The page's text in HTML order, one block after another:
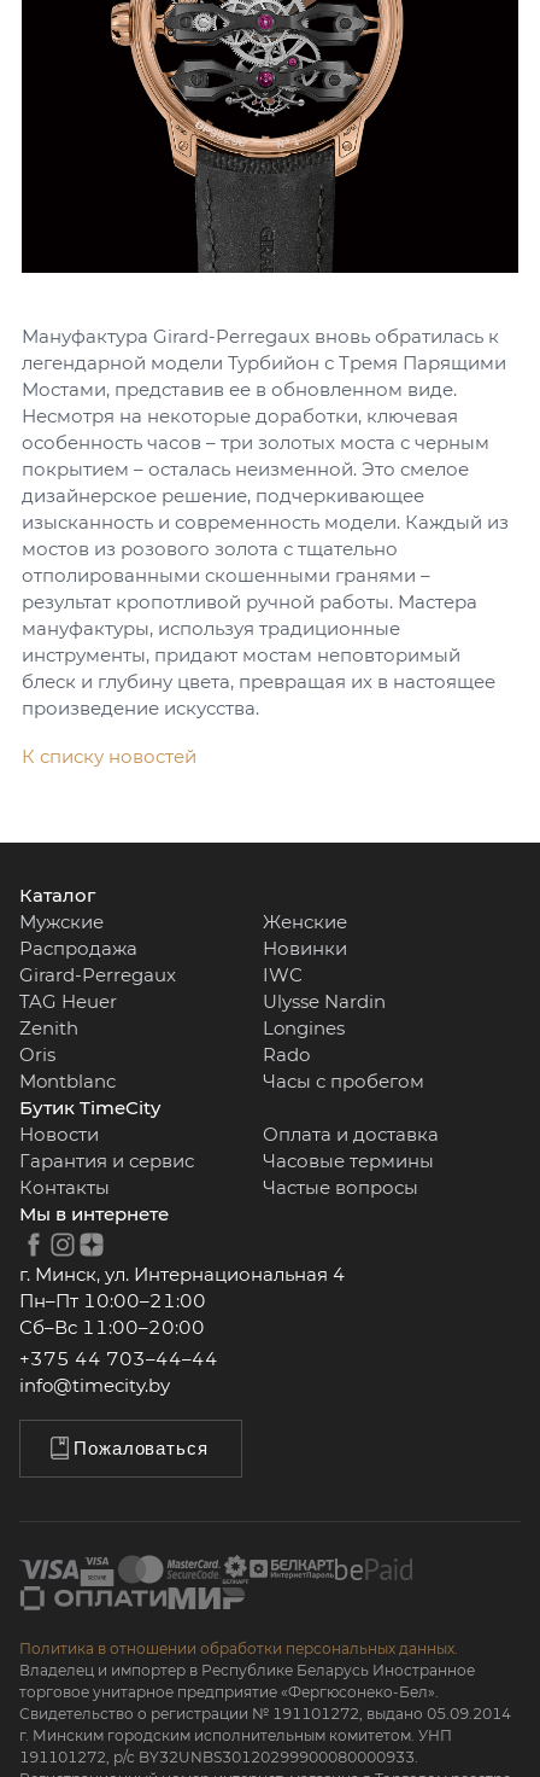
Мануфактура Girard-Perregaux вновь обратилась к
легендарной модели Турбийон с Тремя Парящими
Мостами, представив ее в обновленном виде.
Несмотря на некоторые доработки, ключевая
особенность часов – три золотых моста с черным
покрытием – осталась неизменной. Это смелое
дизайнерское решение, подчеркивающее
изысканность и современность модели. Каждый из
мостов из розового золота с тщательно
отполированными скошенными гранями –
результат кропотливой ручной работы. Мастера
мануфактуры, используя традиционные
инструменты, придают мостам неповторимый
блеск и глубину цвета, превращая их в настоящее
произведение искусства.
К списку новостей
Каталог
Мужские
Женские
Распродажа
Новинки
Girard-Perregaux
IWC
TAG Heuer
Ulysse Nardin
Zenith
Longines
Oris
Rado
Montblanc
Часы с пробегом
Бутик TimeCity
Новости
Оплата и доставка
Гарантия и сервис
Часовые термины
Контакты
Частые вопросы
Мы в интернете
г. Минск, ул. Интернациональная 4
Пн–Пт 10:00–21:00
Сб–Вс 11:00–20:00
+375 44 703–44–44
info@timecity.by
Пожаловаться
Политика в отношении обработки персональных данных.
Владелец и импортер в Республике Беларусь Иностранное
торговое унитарное предприятие «Фергюсонеко-Бел».
Свидетельство о регистрации № 191101272, выдано 05.09.2014
г. Минским городским исполнительным комитетом. УНП
191101272, р/с BY32UNBS30120299900080000933.